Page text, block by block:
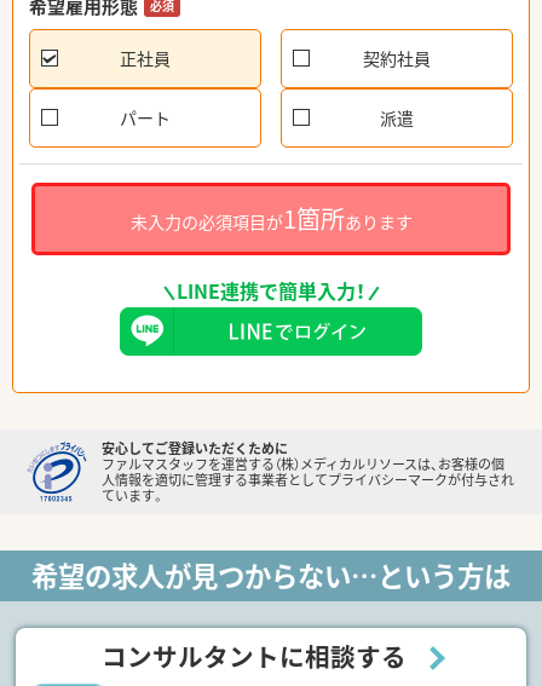
希望雇用形態 必須
正社員 契約社員
パート 派遣
未入力の必須項目が1箇所あります
LINE連携で簡単入力！
安心してご登録いただくために
ファルマスタッフを運営する（株）メディカルリソースは、お客様の個
人情報を適切に管理する事業者としてプライバシーマークが付与され
ています。
希望の求人が見つからない…という方は
コンサルタントに相談する